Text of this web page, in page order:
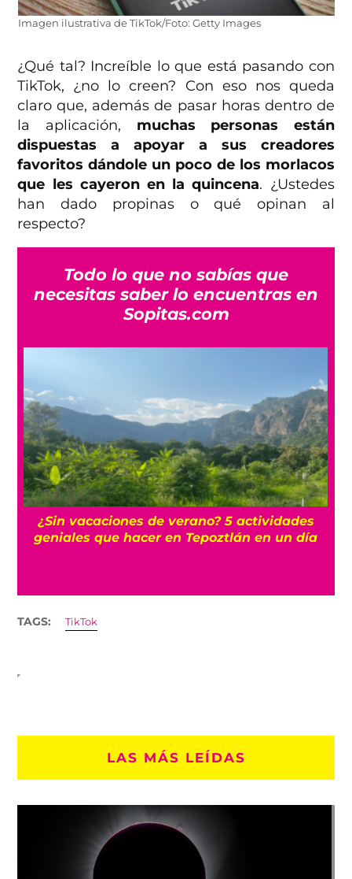
Imagen ilustrativa de TikTok/Foto: Getty Images
¿Qué tal? Increíble lo que está pasando con
TikTok, ¿no lo creen? Con eso nos queda
claro que, además de pasar horas dentro de
la aplicación, muchas personas están
dispuestas a apoyar a sus creadores
favoritos dándole un poco de los morlacos
que les cayeron en la quincena. ¿Ustedes
han dado propinas o qué opinan al
respecto?
Todo lo que no sabías que
necesitas saber lo encuentras en
Sopitas.com
¿Sin vacaciones de verano? 5 actividades
geniales que hacer en Tepoztlán en un día
TAGS: TikTok
LAS MÁS LEÍDAS